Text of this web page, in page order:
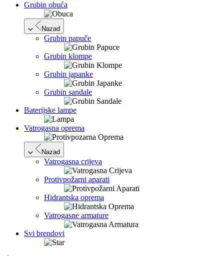
Grubin obuća
Nazad
Grubin papuče
Grubin klompe
Grubin japanke
Grubin sandale
Baterijske lampe
Vatrogasna oprema
Nazad
Vatrogasna crijeva
Protivpožarni aparati
Hidrantska oprema
Vatrogasne armature
Svi brendovi